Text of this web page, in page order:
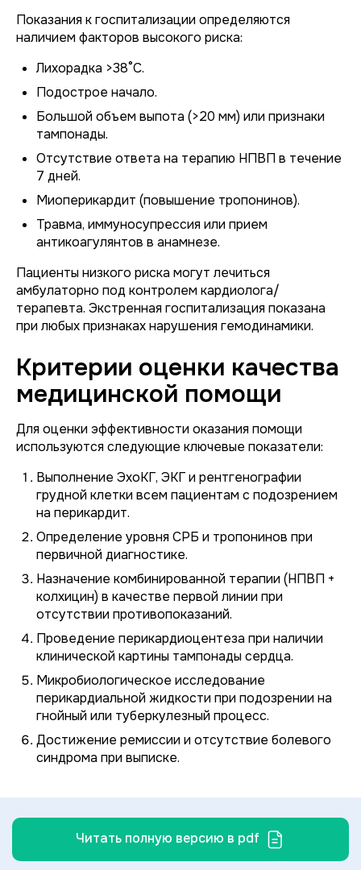
Показания к госпитализации определяются
наличием факторов высокого риска:
Лихорадка >38°C.
Подострое начало.
Большой объем выпота (>20 мм) или признаки
тампонады.
Отсутствие ответа на терапию НПВП в течение
7 дней.
Миоперикардит (повышение тропонинов).
Травма, иммуносупрессия или прием
антикоагулянтов в анамнезе.
Пациенты низкого риска могут лечиться
амбулаторно под контролем кардиолога/
терапевта. Экстренная госпитализация показана
при любых признаках нарушения гемодинамики.
Критерии оценки качества
медицинской помощи
Для оценки эффективности оказания помощи
используются следующие ключевые показатели:
Выполнение ЭхоКГ, ЭКГ и рентгенографии
грудной клетки всем пациентам с подозрением
на перикардит.
Определение уровня СРБ и тропонинов при
первичной диагностике.
Назначение комбинированной терапии (НПВП +
колхицин) в качестве первой линии при
отсутствии противопоказаний.
Проведение перикардиоцентеза при наличии
клинической картины тампонады сердца.
Микробиологическое исследование
перикардиальной жидкости при подозрении на
гнойный или туберкулезный процесс.
Достижение ремиссии и отсутствие болевого
синдрома при выписке.
Читать полную версию в pdf